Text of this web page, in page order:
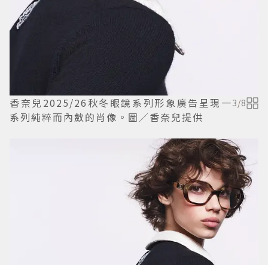
香奈兒2025/26秋冬眼鏡系列形象廣告呈現一
系列純粹而內斂的肖像。圖／香奈兒提供
3/8